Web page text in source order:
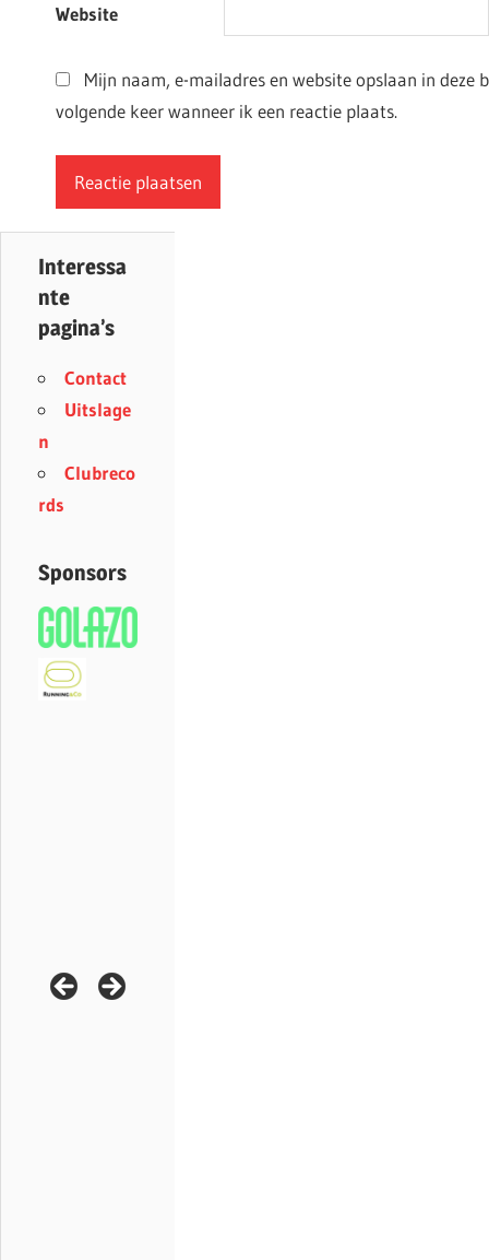
Website
Mijn naam, e-mailadres en website opslaan in deze
volgende keer wanneer ik een reactie plaats.
Interessa
nte
pagina’s
Contact
Uitslage
n
Clubreco
rds
Sponsors